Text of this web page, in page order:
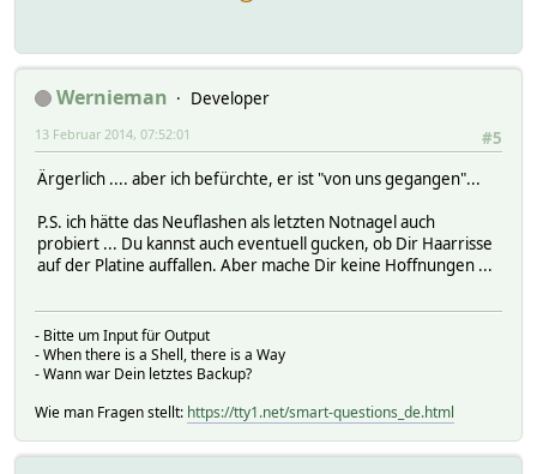
Wernieman
Developer
#5
13 Februar 2014, 07:52:01
Ärgerlich .... aber ich befürchte, er ist "von uns gegangen"...
P.S. ich hätte das Neuflashen als letzten Notnagel auch
probiert ... Du kannst auch eventuell gucken, ob Dir Haarrisse
auf der Platine auffallen. Aber mache Dir keine Hoffnungen ...
- Bitte um Input für Output
- When there is a Shell, there is a Way
- Wann war Dein letztes Backup?
Wie man Fragen stellt: https://tty1.net/smart-questions_de.html